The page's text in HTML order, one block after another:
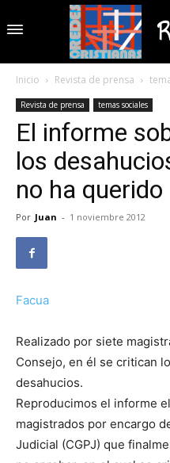
Inicio Revista de prensa
Revista de prensa temas sociales
El informe
los
no ha
Por Juan - 1 noviembre 2012
Facua
Realizado por siete
Consejo, en él se critican
desahucios.
Reproducimos el informe
magistrados por encargo
Judicial (CGPJ) que